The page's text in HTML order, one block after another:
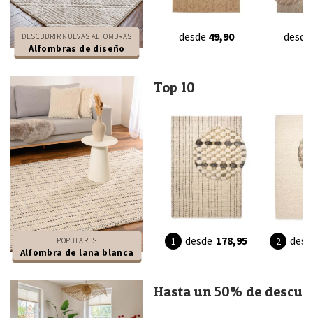
DESCUBRIR NUEVAS ALFOMBRAS
Alfombras de diseño
desde 49,90 desde
POPULARES
Alfombra de lana blanca
Top 10
desde 178,95
Hasta un 50% de